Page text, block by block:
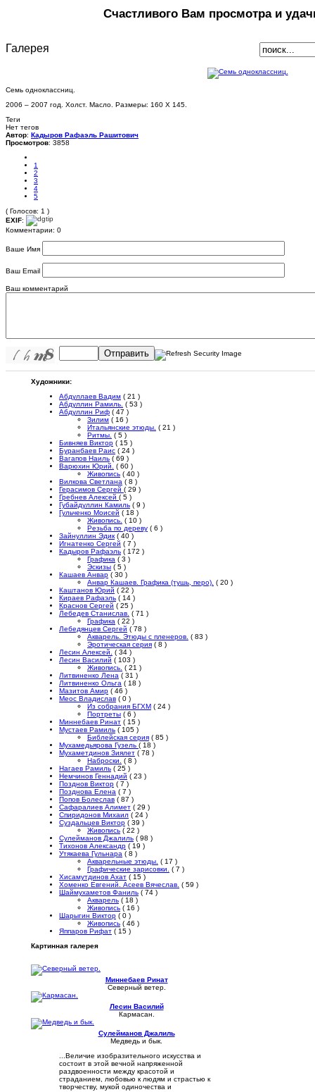
Счастливого Вам просмотра и
Галерея
Семь одноклассниц.
2006 – 2007 год. Холст. Масло. Размеры: 160 Х 145.
Теги
Нет тегов
Автор: Кадыров Рафаэль Рашитович
Просмотров: 3858
1
2
3
4
5
( Голосов: 1 )
EXIF:
Комментарии: 0
Ваше Имя
Ваш Email
Ваш комментарий
Отправить
Художники:
Абдуллаев Вадим ( 21 )
Абдуллин Рамиль. ( 53 )
Абдуллин Риф ( 47 )
Зилим ( 16 )
Итальянские этюды. ( 21 )
Ритмы. ( 5 )
Бивняев Виктор ( 15 )
Буранбаев Раис ( 24 )
Вагапов Наиль ( 69 )
Варюхин Юрий. ( 60 )
Живопись ( 40 )
Вилкова Светлана ( 8 )
Герасимов Сергей ( 29 )
Гребнев Алексей ( 5 )
Губайдуллин Камиль ( 9 )
Гульченко Моисей ( 18 )
Живопись. ( 10 )
Резьба по дереву ( 6 )
Зайнуллин Эдик ( 40 )
Игнатенко Сергей ( 7 )
Кадыров Рафаэль ( 172 )
Графика ( 3 )
Эскизы ( 5 )
Кашаев Анвар ( 30 )
Анвар Кашаев. Графика (тушь, перо). ( 20 )
Каштанов Юрий ( 22 )
Кираев Рафаэль ( 14 )
Краснов Сергей ( 25 )
Лебедев Станислав. ( 71 )
Графика ( 22 )
Лебедянцев Сергей ( 78 )
Акварель. Этюды с пленеров. ( 83 )
Эротическая серия ( 8 )
Лесин Алексей. ( 34 )
Лесин Василий ( 103 )
Живопись. ( 21 )
Литвиненко Лена ( 31 )
Литвиненко Ольга ( 18 )
Мазитов Амир ( 46 )
Меос Владислав ( 0 )
Из собрания БГХМ ( 24 )
Портреты ( 6 )
Миннебаев Ринат ( 15 )
Мустаев Рамиль ( 105 )
Библейская серия ( 85 )
Мухамедьярова Гузель ( 18 )
Мухаметдинов Зиялет ( 78 )
Наброски. ( 8 )
Нагаев Рамиль ( 25 )
Немчинов Геннадий ( 23 )
Позднов Виктор ( 7 )
Позднова Елена ( 7 )
Попов Болеслав ( 87 )
Сафаралиев Алимет ( 29 )
Спиридонов Михаил ( 24 )
Суздальцев Виктор ( 39 )
Живопись ( 22 )
Сулейманов Джалиль ( 98 )
Тихонов Александр ( 19 )
Утякаева Гульнара ( 8 )
Акварельные этюды. ( 17 )
Графические зарисовки. ( 7 )
Хисамутдинов Ахат ( 15 )
Хоменко Евгений. Асеев Вячеслав. ( 59 )
Шаймухаметов Фаниль ( 74 )
Акварель ( 18 )
Живопись ( 16 )
Шарыгин Виктор ( 0 )
Живопись ( 46 )
Яппаров Рифат ( 15 )
Картинная галерея
Миннебаев Ринат
Северный ветер.
Лесин Василий
Кармасан.
Сулейманов Джалиль
Медведь и бык.
...Величие изобразительного искусства и
состоит в этой вечной напряженной
раздвоенности между красотой и
страданием, любовью к людям и страстью к
творчеству, мукой одиночества и